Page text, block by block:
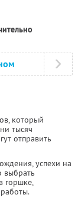
который
тысяч
отправить
успехи на
выбрать
горшке,